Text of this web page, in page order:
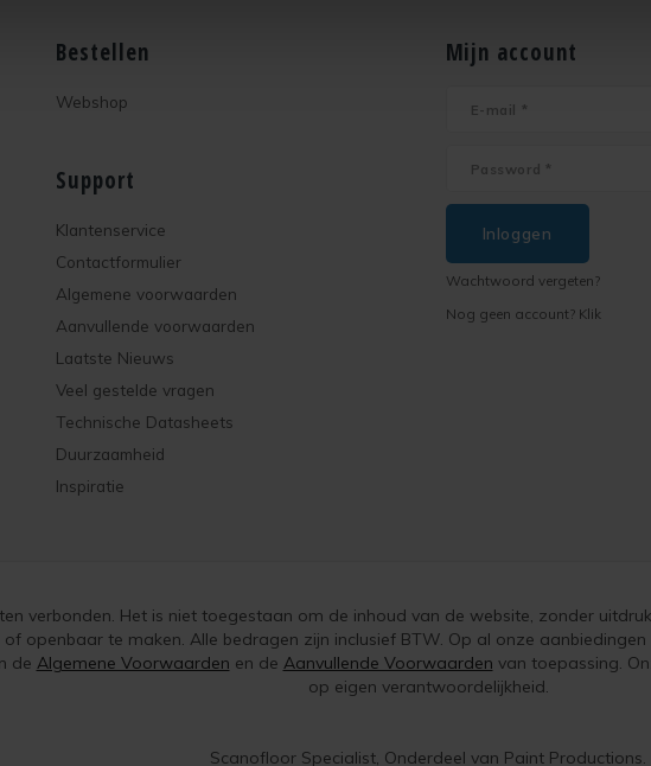
Bestellen
Webshop
Support
Klantenservice
Contactformulier
Algemene voorwaarden
Aanvullende voorwaarden
Laatste Nieuws
Veel gestelde vragen
Technische Datasheets
Duurzaamheid
Inspiratie
Mijn account
Inloggen
Wachtwoord vergeten?
Nog geen account? Klik
verbonden. Het is niet toegestaan om de inhoud van de website, zonder
openbaar te maken. Alle bedragen zijn inclusief BTW. Op al onze
de Algemene Voorwaarden en de Aanvullende Voorwaarden van toepassing.
op eigen verantwoordelijkheid.
Scanofloor Specialist, Onderdeel van Paint Productions.